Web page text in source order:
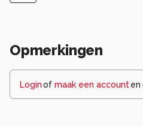
Opmerkingen
Loginof maak een account en